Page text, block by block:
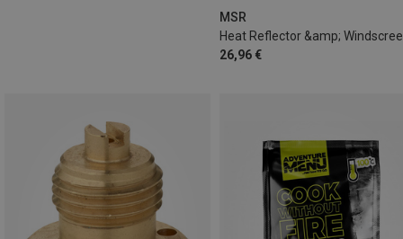
MSR
Heat Reflector &amp;
26,96 €